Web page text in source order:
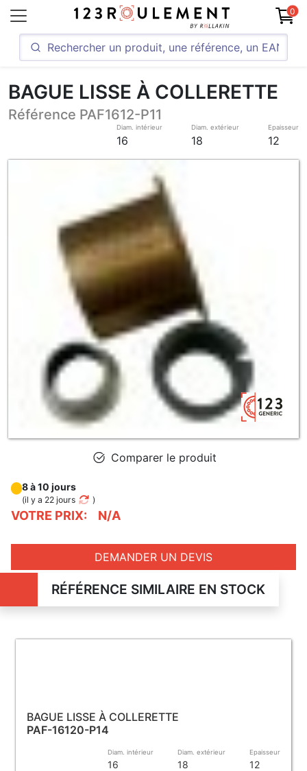
0
BAGUE LISSE À COLLERETTE
Référence PAF1612-P11
Diam. intérieur
16
Diam. extérieur
18
Epaisseur
12
Comparer le produit
VOTRE PRIX: N/A
8 à 10 jours
(il y a 22 jours )
DEMANDER UN DEVIS
RÉFÉRENCE SIMILAIRE EN STOCK
BAGUE LISSE À COLLERETTE
PAF-16120-P14
Diam. intérieur
16
Diam. extérieur
18
Epaisseur
12